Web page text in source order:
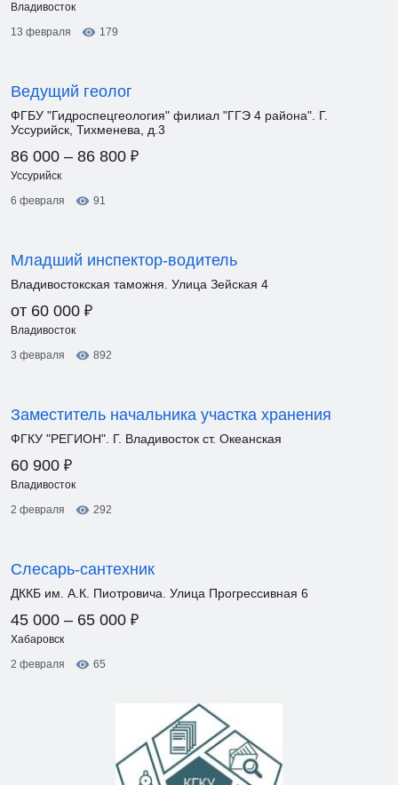
Владивосток
13 февраля
179
Ведущий геолог
ФГБУ "Гидроспецгеология" филиал "ГГЭ 4 района". Г.
Уссурийск, Тихменева, д.3
86 000 – 86 800 ₽
Уссурийск
6 февраля
91
Младший инспектор-водитель
Владивостокская таможня. Улица Зейская 4
от 60 000 ₽
Владивосток
3 февраля
892
Заместитель начальника участка хранения
ФГКУ "РЕГИОН". Г. Владивосток ст. Океанская
60 900 ₽
Владивосток
2 февраля
292
Слесарь-сантехник
ДККБ им. А.К. Пиотровича. Улица Прогрессивная 6
45 000 – 65 000 ₽
Хабаровск
2 февраля
65